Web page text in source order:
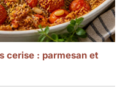
cerise : parmesan et